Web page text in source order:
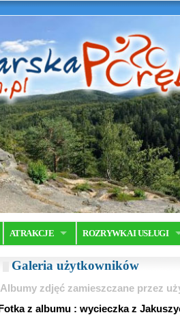
ATRAKCJE ROZRYWKA I USŁUGI
Galeria użytkowników
Albumy zdjęć zamieszczane przez
Fotka z albumu : wycieczka z